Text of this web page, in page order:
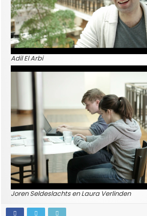
Adil El Arbi
Joren Seldeslachts en Laura Verlinden